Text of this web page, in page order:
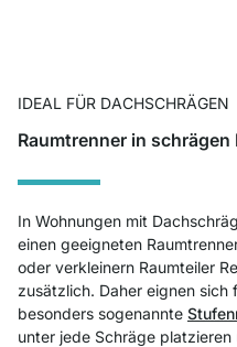
IDEAL FÜR DACHSCHRÄGEN
Raumtrenner in schrägen
In Wohnungen mit
einen geeigneten
oder verkleinern Raumteiler
zusätzlich. Daher eignen sich
besonders sogenannte
unter jede Schräge